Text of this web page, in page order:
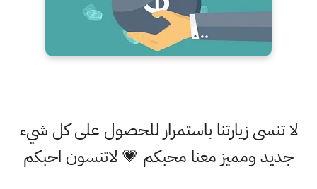
لا تنسى زيارتنا باستمرار للحصول على كل شيء
جديد ومميز معنا محبكم 💗 لاتنسون احبكم